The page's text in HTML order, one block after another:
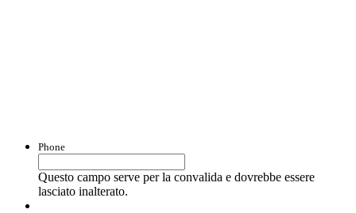
Phone
Questo campo serve per la convalida e dovrebbe essere
lasciato inalterato.